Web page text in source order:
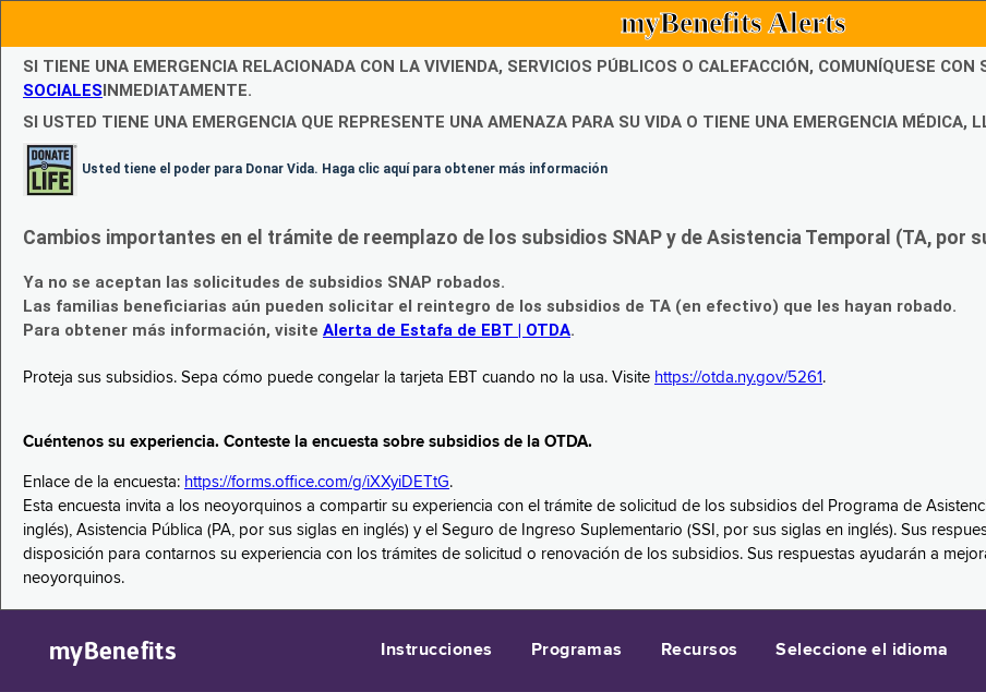
myBenefits Alerts
SI TIENE UNA EMERGENCIA RELACIONADA CON LA VIVIENDA, SERVICIOS PÚBLICOS O CALEFACCIÓN, COMUNÍQUESE CON
SOCIALESINMEDIATAMENTE.
SI USTED TIENE UNA EMERGENCIA QUE REPRESENTE UNA AMENAZA PARA SU VIDA O TIENE UNA EMERGENCIA MÉDICA,
Usted tiene el poder para Donar Vida. Haga clic aquí para obtener más información
Cambios importantes en el trámite de reemplazo de los subsidios SNAP y de Asistencia Temporal (TA, por
Ya no se aceptan las solicitudes de subsidios SNAP robados.
Las familias beneficiarias aún pueden solicitar el reintegro de los subsidios de TA (en efectivo) que les hayan robado.
Para obtener más información, visite Alerta de Estafa de EBT | OTDA.
Proteja sus subsidios. Sepa cómo puede congelar la tarjeta EBT cuando no la usa. Visite https://otda.ny.gov/5261 .
Cuéntenos su experiencia. Conteste la encuesta sobre subsidios de la OTDA.
Enlace de la encuesta: https://forms.office.com/g/iXXyiDETtG.
Esta encuesta invita a los neoyorquinos a compartir su experiencia con el trámite de solicitud de los subsidios del Programa de
inglés), Asistencia Pública (PA, por sus siglas en inglés) y el Seguro de Ingreso Suplementario (SSI, por sus siglas en inglés). Sus
disposición para contarnos su experiencia con los trámites de solicitud o renovación de los subsidios. Sus respuestas ayudarán a
neoyorquinos.
myBenefits Instrucciones Programas Recursos Seleccione el idioma